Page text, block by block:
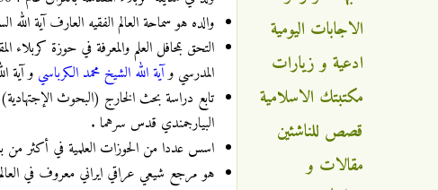
والده هو سماحة العالم الفقيه العارف آية الله السيد محمد
التحق بمحافل العلم والمعرفة في حوزة
المدرسي وآية الله الشيخ محمد الكرباسي و آية
تابع دراسة بحث الخارج (البحوث الإجتهادية)
البيارجمندي قدس سرهما .
اسس عددا من الحوزات العلمية في أكثر من
هو مرجع شيعي عراقي ايراني معروف في
الاجابات اليومية
ادعية و زيارات
مكتبتك الاسلامية
قصص للناشئين
مقالات و